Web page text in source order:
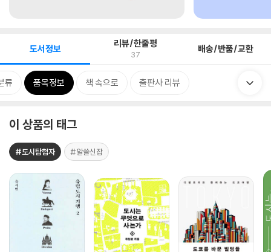
도서정보 리뷰/한줄평
37 배송/반품/교환
류 품목정보 책 속으로 출판사 리뷰
이 상품의 태그
#도시탐험자 #알쓸신잡